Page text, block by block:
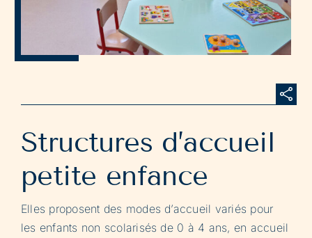
Structures d’accueil
petite enfance
Elles proposent des modes d’accueil variés pour
les enfants non scolarisés de 0 à 4 ans, en accueil